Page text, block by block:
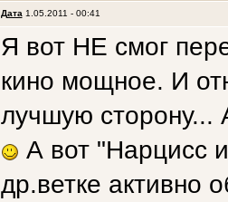
Дата 1.05.2011 - 00:41
Я вот НЕ смог
кино мощное. И
лучшую сторону...
А вот "Нарцисс
др.ветке активно